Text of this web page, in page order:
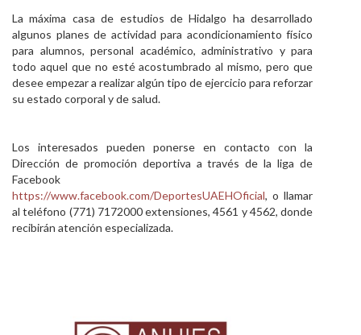
La máxima casa de estudios de Hidalgo ha desarrollado
algunos planes de actividad para acondicionamiento físico
para alumnos, personal académico, administrativo y para
todo aquel que no esté acostumbrado al mismo, pero que
desee empezar a realizar algún tipo de ejercicio para reforzar
su estado corporal y de salud.
Los interesados pueden ponerse en contacto con la
Dirección de promoción deportiva a través de la liga de
Facebook
https://www.facebook.com/DeportesUAEHOficial, o llamar
al teléfono (771) 7172000 extensiones, 4561 y 4562, donde
recibirán atención especializada.